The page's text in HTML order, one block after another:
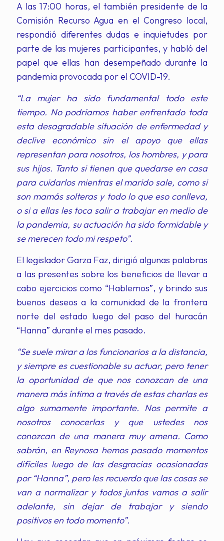
A las 17:00 horas, el también presidente de la
Comisión Recurso Agua en el Congreso local,
respondió diferentes dudas e inquietudes por
parte de las mujeres participantes, y habló del
papel que ellas han desempeñado durante la
pandemia provocada por el COVID-19.
“La mujer ha sido fundamental todo este
tiempo. No podríamos haber enfrentado toda
esta desagradable situación de enfermedad y
declive económico sin el apoyo que ellas
representan para nosotros, los hombres, y para
sus hijos. Tanto si tienen que quedarse en casa
para cuidarlos mientras el marido sale, como si
son mamás solteras y todo lo que eso conlleva,
o si a ellas les toca salir a trabajar en medio de
la pandemia, su actuación ha sido formidable y
se merecen todo mi respeto”.
El legislador Garza Faz, dirigió algunas palabras
a las presentes sobre los beneficios de llevar a
cabo ejercicios como “Hablemos”, y brindo sus
buenos deseos a la comunidad de la frontera
norte del estado luego del paso del huracán
“Hanna” durante el mes pasado.
“Se suele mirar a los funcionarios a la distancia,
y siempre es cuestionable su actuar, pero tener
la oportunidad de que nos conozcan de una
manera más íntima a través de estas charlas es
algo sumamente importante. Nos permite a
nosotros conocerlas y que ustedes nos
conozcan de una manera muy amena. Como
sabrán, en Reynosa hemos pasado momentos
difíciles luego de las desgracias ocasionadas
por “Hanna”, pero les recuerdo que las cosas se
van a normalizar y todos juntos vamos a salir
adelante, sin dejar de trabajar y siendo
positivos en todo momento”.